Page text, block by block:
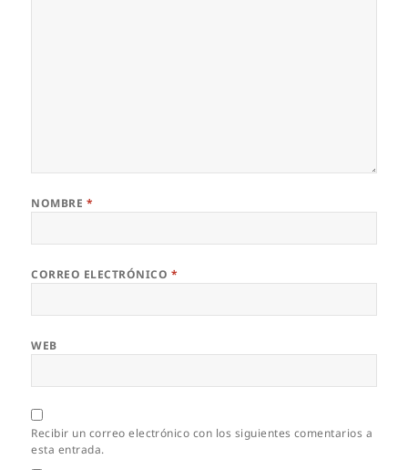
NOMBRE *
CORREO ELECTRÓNICO *
WEB
Recibir un correo electrónico con los siguientes comentarios a
esta entrada.